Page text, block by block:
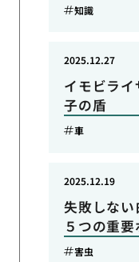
知識
イモビラ
子の盾
2025.12.27
車
失敗しない
５つの重
2025.12.19
害虫